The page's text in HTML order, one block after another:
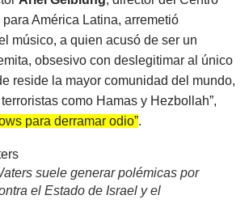
América Latina, arremetió
músico, a quien acusó de ser un
obsesivo con deslegitimar al único
reside la mayor comunidad del mundo,
como Hamas y Hezbollah”,
para derramar odio”.
suele generar polémicas por
el Estado de Israel y el